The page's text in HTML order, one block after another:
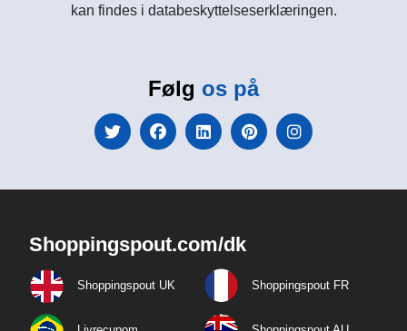
kan findes i databeskyttelseserklæringen.
Følg os på
Shoppingspout.com/dk
Shoppingspout UK Shoppingspout FR